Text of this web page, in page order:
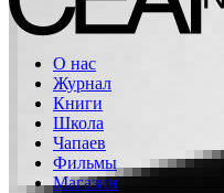
О нас
Журнал
Книги
Школа
Чапаев
Фильмы
Магазин